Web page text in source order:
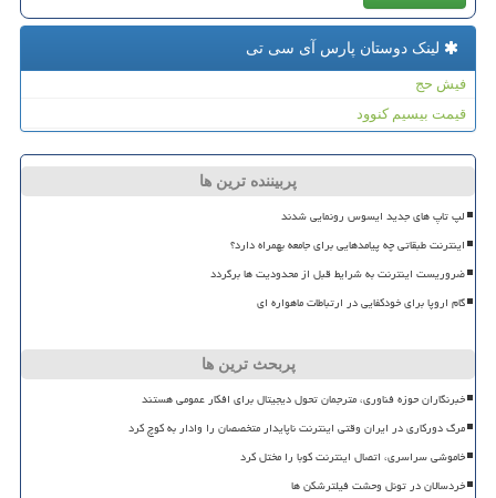
لینک دوستان پارس آی سی تی
فیش حج
قیمت بیسیم کنوود
پربیننده ترین ها
لپ تاپ های جدید ایسوس رونمایی شدند
اینترنت طبقاتی چه پیامدهایی برای جامعه بهمراه دارد؟
ضروریست اینترنت به شرایط قبل از محدودیت ها برگردد
گام اروپا برای خودکفایی در ارتباطات ماهواره ای
پربحث ترین ها
خبرنگاران حوزه فناوری، مترجمان تحول دیجیتال برای افکار عمومی هستند
مرگ دورکاری در ایران وقتی اینترنت ناپایدار متخصصان را وادار به کوچ کرد
خاموشی سراسری، اتصال اینترنت کوبا را مختل کرد
خردسالان در تونل وحشت فیلترشکن ها